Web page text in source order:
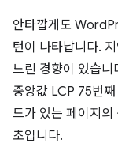
안타깝게도
턴이 나타납니다.
느린 경향이 있습
중앙값 LCP 75번
드가 있는 페이지의
초입니다.